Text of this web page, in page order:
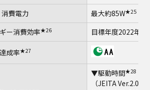
消費電力
最大約85W★25
ー消費効率★26 目標年度2022年
達成率★27
▼駆動時間★28
（JEITA Ver.2.0